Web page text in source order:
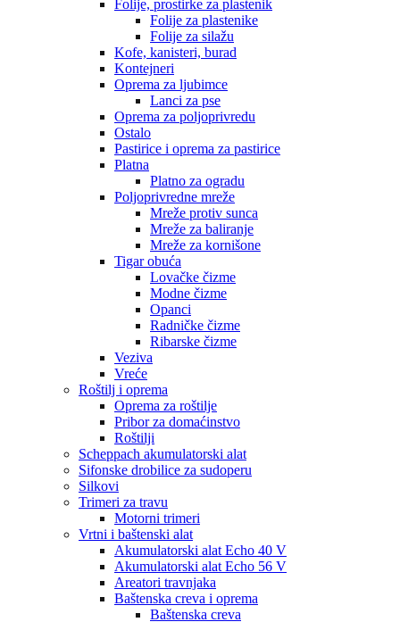
Folije, prostirke za plastenik
Folije za plastenike
Folije za silažu
Kofe, kanisteri, burad
Kontejneri
Oprema za ljubimce
Lanci za pse
Oprema za poljoprivredu
Ostalo
Pastirice i oprema za pastirice
Platna
Platno za ogradu
Poljoprivredne mreže
Mreže protiv sunca
Mreže za baliranje
Mreže za kornišone
Tigar obuća
Lovačke čizme
Modne čizme
Opanci
Radničke čizme
Ribarske čizme
Veziva
Vreće
Roštilj i oprema
Oprema za roštilje
Pribor za domaćinstvo
Roštilji
Scheppach akumulatorski alat
Sifonske drobilice za sudoperu
Silkovi
Trimeri za travu
Motorni trimeri
Vrtni i baštenski alat
Akumulatorski alat Echo 40 V
Akumulatorski alat Echo 56 V
Areatori travnjaka
Baštenska creva i oprema
Baštenska creva